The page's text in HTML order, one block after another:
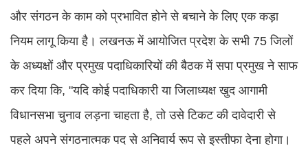
और संगठन के काम को प्रभावित होने से बचाने के लिए एक कड़ा
नियम लागू किया है। लखनऊ में आयोजित प्रदेश के सभी 75 जिलों
के अध्यक्षों और प्रमुख पदाधिकारियों की बैठक में सपा प्रमुख ने साफ
कर दिया कि, "यदि कोई पदाधिकारी या जिलाध्यक्ष खुद आगामी
विधानसभा चुनाव लड़ना चाहता है, तो उसे टिकट की दावेदारी से
पहले अपने संगठनात्मक पद से अनिवार्य रूप से इस्तीफा देना होगा।